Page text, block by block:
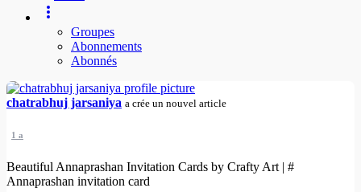
Groupes
Abonnements
Abonnés
chatrabhuj jarsaniya a crée un nouvel article
1 a
Beautiful Annaprashan Invitation Cards by Crafty Art | #
Annaprashan invitation card